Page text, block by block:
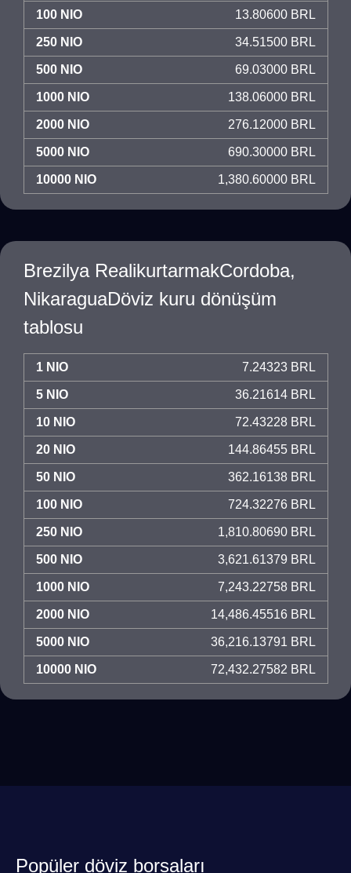
100 NIO 13.80600 BRL
250 NIO 34.51500 BRL
500 NIO 69.03000 BRL
1000 NIO 138.06000 BRL
2000 NIO 276.12000 BRL
5000 NIO 690.30000 BRL
10000 NIO 1,380.60000 BRL
Brezilya RealikurtarmakCordoba,
NikaraguaDöviz kuru dönüşüm
tablosu
1 NIO 7.24323 BRL
5 NIO 36.21614 BRL
10 NIO 72.43228 BRL
20 NIO 144.86455 BRL
50 NIO 362.16138 BRL
100 NIO 724.32276 BRL
250 NIO 1,810.80690 BRL
500 NIO 3,621.61379 BRL
1000 NIO 7,243.22758 BRL
2000 NIO 14,486.45516 BRL
5000 NIO 36,216.13791 BRL
10000 NIO 72,432.27582 BRL
Popüler döviz borsaları